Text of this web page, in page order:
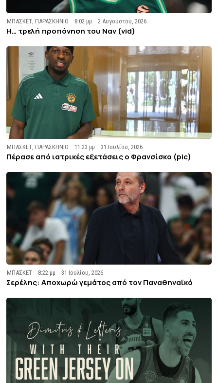
ΜΠΑΣΚΕΤ,ΠΑΡΑΣΚΗΝΙΟ 8:02 μμ 2 Αυγούστου, 2026
Η… τρελή προπόνηση του Ναν (vid)
ΜΠΑΣΚΕΤ,ΠΑΡΑΣΚΗΝΙΟ 11:23 μμ 31 Ιουλίου, 2026
Πέρασε από ιατρικές εξετάσεις ο Φρανσίσκο (pic)
ΜΠΑΣΚΕΤ 8:22 μμ 31 Ιουλίου, 2026
Σερέλης: Αποχωρώ γεμάτος από τον Παναθηναϊκό